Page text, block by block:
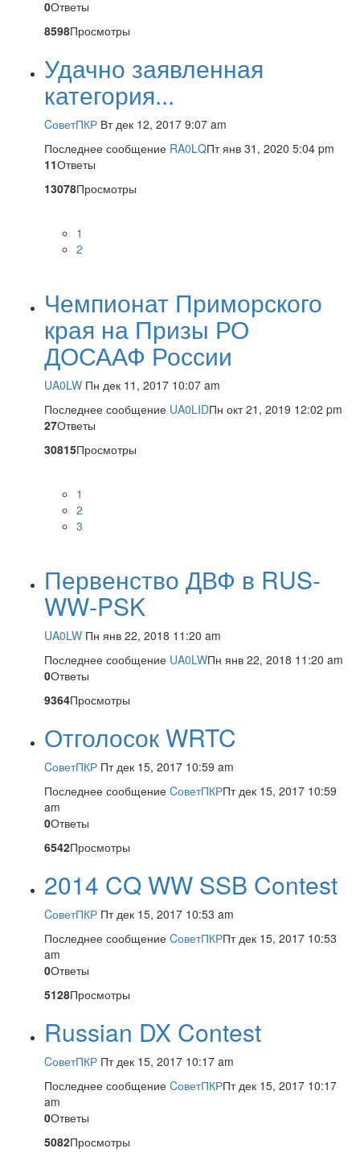
0Ответы
8598Просмотры
Удачно заявленная
категория...
CоветПКР Вт дек 12, 2017 9:07 am
Последнее сообщение RA0LQПт янв 31, 2020 5:04 pm
11Ответы
13078Просмотры
1
2
Чемпионат Приморского
края на Призы РО
ДОСААФ России
UA0LW Пн дек 11, 2017 10:07 am
Последнее сообщение UA0LIDПн окт 21, 2019 12:02 pm
27Ответы
30815Просмотры
1
2
3
Первенство ДВФ в RUS-
WW-PSK
UA0LW Пн янв 22, 2018 11:20 am
Последнее сообщение UA0LWПн янв 22, 2018 11:20 am
0Ответы
9364Просмотры
Отголосок WRTC
CоветПКР Пт дек 15, 2017 10:59 am
Последнее сообщение CоветПКРПт дек 15, 2017 10:59
am
0Ответы
6542Просмотры
2014 CQ WW SSB Contest
CоветПКР Пт дек 15, 2017 10:53 am
Последнее сообщение CоветПКРПт дек 15, 2017 10:53
am
0Ответы
5128Просмотры
Russian DX Contest
CоветПКР Пт дек 15, 2017 10:17 am
Последнее сообщение CоветПКРПт дек 15, 2017 10:17
am
0Ответы
5082Просмотры